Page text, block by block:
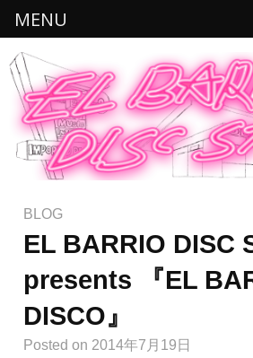
BLOG
EL BARRIO DISC
presents 『EL
DISCO』
Posted on 2014年7月19日
MENU